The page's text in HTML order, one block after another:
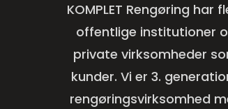
KOMPLET Rengøring har
offentlige institutioner
private virksomheder
kunder. Vi er 3.
rengøringsvirksomhed